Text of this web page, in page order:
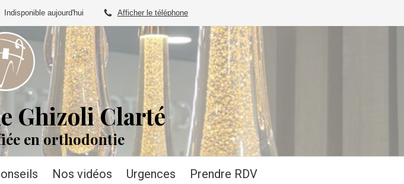
Indisponible aujourd'hui Afficher le téléphone
Ghizoli Clarté
en orthodontie
Nos vidéos Urgences Prendre RDV